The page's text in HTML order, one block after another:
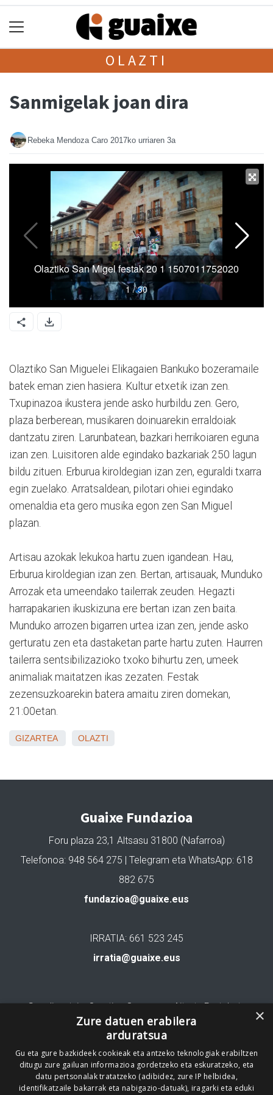
OLAZTI
Sanmigelak joan dira
Rebeka Mendoza Caro 2017ko urriaren 3a
Olaztiko San Miguelei Elikagaien Bankuko bozeramaile
batek eman zien hasiera. Kultur etxetik izan zen.
Txupinazoa ikustera jende asko hurbildu zen. Gero,
plaza berberean, musikaren doinuarekin erraldoiak
dantzatu ziren. Larunbatean, bazkari herrikoiaren eguna
izan zen. Luisitoren alde egindako bazkariak 250 lagun
bildu zituen. Erburua kiroldegian izan zen, eguraldi txarra
egin zuelako. Arratsaldean, pilotari ohiei egindako
omenaldia eta gero musika egon zen San Miguel
plazan.
Artisau azokak lekukoa hartu zuen igandean. Hau,
Erburua kiroldegian izan zen. Bertan, artisauak, Munduko
Arrozak eta umeendako tailerrak zeuden. Hegazti
harrapakarien ikuskizuna ere bertan izan zen baita.
Munduko arrozen bigarren urtea izan zen, jende asko
gerturatu zen eta dastaketan parte hartu zuten. Haurren
tailerra sentsibilizazioko txoko bihurtu zen, umeek
animaliak maitatzen ikas zezaten. Festak
zezensuzkoarekin batera amaitu ziren domekan,
21:00etan.
GIZARTEA OLAZTI
Guaixe Fundazioa
Foru plaza 23,1 Altsasu 31800 (Nafarroa)
Telefonoa: 948 564 275 | Telegram eta WhatsApp: 618
882 675
fundazioa@guaixe.eus
IRRATIA: 661 523 245
irratia@guaixe.eus
Gure lizentzia: Creative Commons Aitortu Partekatu
Codesyntaxek garatua
×
Zure datuen erabilera
arduratsua
Gu eta gure bazkideek cookieak eta antzeko teknologiak erabiltzen
ditugu zure gailuan informazioa gordetzeko eta eskuratzeko, eta
datu pertsonalak tratatzeko (adibidez, zure IP helbidea,
identifikatzaile bakarrak eta nabigazio-datuak), iragarki eta eduki